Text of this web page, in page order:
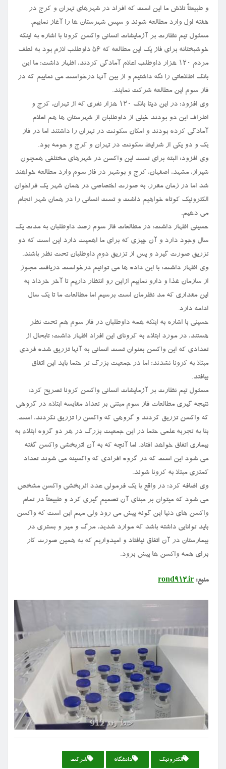
و طبیعتاً تلاش ما این است که افراد در شهرهای تهران و کرج در
هفته اول وارد مطالعه شوند و سپس شهرستان ها را آغاز نماییم.
مسئول تیم نظارت بر آزمایشات انسانی واکسن کرونا با اشاره به اینکه
خوشبختانه برای فاز یک این مطالعه که ۵۶ داوطلب لازم بود به لطف
مردم ۱۲۰ هزار داوطلب اعلام آمادگی کردند، اظهار داشت: ما این
بانک اطلاعاتی را نگه داشتیم و از بین آنها درخواست می نماییم که در
فاز سوم این مطالعه شرکت نمایند.
وی افزود: در این دیتا بانک ۱۲۰ هزار نفری که از تهران، کرج و
اطراف این دو بودند خیلی از داوطلبان از شهرستان ها هم اعلام
آمادگی کرده بودند و امکان سکونت در تهران را داشتند اما در فاز
یک و دو یکی از شرایط سکونت در تهران و کرج و حومه بود.
وی افزود: البته برای تست این واکسن در شهرهای مختلفی همچون
شیراز، مشهد، اصفهان، کرج و بوشهر در فاز سوم وارد مطالعه خواهند
شد اما در زمان مقرر، به صورت اختصاصی در همان شهر یک فراخوان
الکترونیک کوتاه خواهیم داشت و تست انسانی را در همان شهر انجام
می دهیم.
حسینی اظهار داشت: در مطالعات فاز سوم رصد داوطلبان به مدت یک
سال وجود دارد و آن چیزی که برای ما اهمیت دارد این است که دو
تزریق صورت گیرد و پس از تزریق دوم داوطلبان تحت نظر باشند.
وی اظهار داشت: با این داده ها می توانیم درخواست دریافت مجوز
از سازمان غذا و دارو نماییم ازاین رو انتظار داریم تا آخر خرداد به
این مقداری که مد نظرمان است برسیم اما مطالعات ما تا یک سال
ادامه دارد.
حسینی با اشاره به اینکه همه داوطلبان در فاز سوم هم تحت نظر
هستند، در مورد ابتلاء به کرونای این افراد اظهار داشت: تابحال از
تعدادی که این واکسن بعنوان تست انسانی به آنها تزریق شده فردی
مبتلا به کرونا نشدند؛ اما در جمعیت بزرگ تر حتما باید این اتفاق
بیافتد.
مسئول تیم نظارت بر آزمایشات انسانی واکسن کرونا تصریح کرد:
نتیجه گیری مطالعات فاز سوم مبتنی بر تعداد مقایسه ابتلاء در گروهی
که واکسن تزریق کردند و گروهی که واکسن را تزریق نکردند، است.
بنا به تجربه علمی حتما در این جمعیت بزرگ در هر دو گروه ابتلاء به
بیماری اتفاق خواهد افتاد. اما آنچه که به آن اثربخشی واکسن گفته
می شود این است که در گروه افرادی که واکسینه می شوند تعداد
کمتری مبتلا به کرونا شوند.
وی اضافه کرد: در واقع با یک فرمولی عدد اثربخشی واکسن مشخص
می شود که میتوان بر مبنای آن تصمیم گیری کرد و طبیعتاً در تمام
واکسن های دنیا این گونه پیش می رود ولی مهم این است که واکسن
باید توانایی داشته باشد که موارد شدید، مرگ و میر و بستری در
بیمارستان در آن اتفاق نیافتاد و امیدواریم که به همین صورت کار
برای همه واکسن ها پیش برود.
منبع: rond912.ir
الكترونیك دانشگاه شركت